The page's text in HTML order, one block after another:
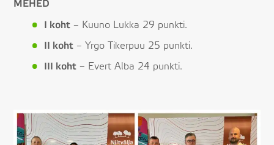
MEHED
I koht – Kuuno Lukka 29 punkti.
II koht – Yrgo Tikerpuu 25 punkti.
III koht – Evert Alba 24 punkti.